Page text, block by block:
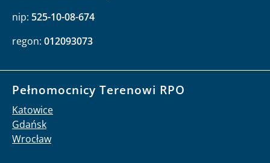
nip: 525-10-08-674
regon: 012093073
Pełnomocnicy Terenowi RPO
Katowice
Gdańsk
Wrocław